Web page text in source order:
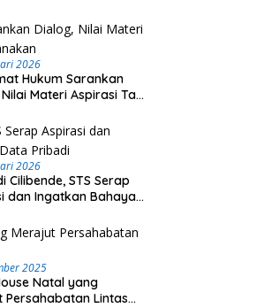
2026
Hukum Sarankan
Materi Aspirasi Tak
2026
Cilibende, STS Serap
dan Ingatkan Bahaya
2025
Natal yang
Persahabatan Lintas